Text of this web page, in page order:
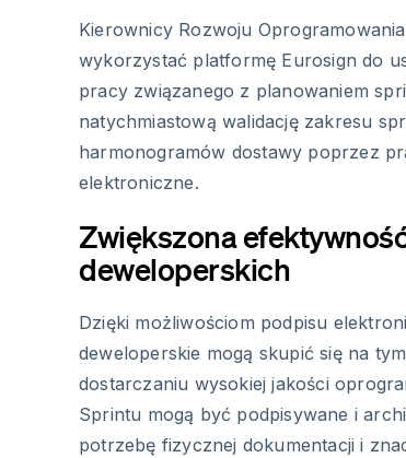
Kierownicy Rozwoju
wykorzystać platformę Eurosign do
pracy związanego z planowaniem
natychmiastową walidację zakresu
harmonogramów dostawy poprzez
elektroniczne.
Zwiększona
deweloperskich
Dzięki możliwościom podpisu
deweloperskie mogą skupić się na
dostarczaniu wysokiej jakości
Sprintu mogą być podpisywane i
potrzebę fizycznej dokumentacji i